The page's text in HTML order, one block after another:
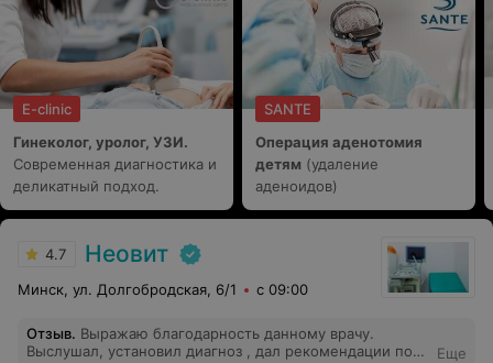
E-clinic
Гинеколог, уролог, УЗИ.
Современная диагностика и
деликатный подход.
SANTE
Операция аденотомия
детям (удаление
аденоидов)
4.7 Неовит
Минск, ул. Долгобродская, 6/1 с 09:00
Отзыв. Выражаю благодарность данному врачу.
Выслушал, установил диагноз , дал рекомендации по
Еще